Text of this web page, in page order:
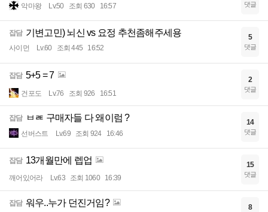
악마왕 Lv.50 조회 630 16:57 댓글
잡담 기변고민) 뇌신 vs 요정 추천좀해주세용
사이먼 Lv.60 조회 445 16:52
5
댓글
잡담 5+5 = 7
건포도 Lv.76 조회 926 16:51
2
댓글
잡담 ㅂㄾ 구매자들 다 왜이럼 ?
선버스트 Lv.69 조회 924 16:46
14
댓글
잡담 13개월만에 렙업
깨어있어라 Lv.63 조회 1060 16:39
15
댓글
잡담 워우..누가 던진거임? 8